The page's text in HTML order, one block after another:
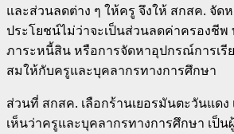
และส่วนลดต่าง ๆ ให้ครู จึงให้ สกสค. จัด
ประโยชน์ไม่ว่าจะเป็นส่วนลดค่าครองชีพ
ภาระหนี้สิน หรือการจัดหาอุปกรณ์การเรี
สมให้กับครูและบุคลากรทางการศึกษา
ส่วนที่ สกสค. เลือกร้านเยอรมันตะวันแด
เห็นว่าครูและบุคลากรทางการศึกษา เป็